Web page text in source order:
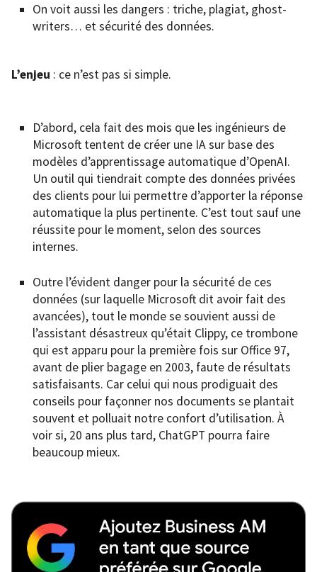
On voit aussi les dangers : triche, plagiat, ghost-
writers… et sécurité des données.
L’enjeu : ce n’est pas si simple.
D’abord, cela fait des mois que les ingénieurs de
Microsoft tentent de créer une IA sur base des
modèles d’apprentissage automatique d’OpenAI.
Un outil qui tiendrait compte des données privées
des clients pour lui permettre d’apporter la réponse
automatique la plus pertinente. C’est tout sauf une
réussite pour le moment, selon des sources
internes.
Outre l’évident danger pour la sécurité de ces
données (sur laquelle Microsoft dit avoir fait des
avancées), tout le monde se souvient aussi de
l’assistant désastreux qu’était Clippy, ce trombone
qui est apparu pour la première fois sur Office 97,
avant de plier bagage en 2003, faute de résultats
satisfaisants. Car celui qui nous prodiguait des
conseils pour façonner nos documents se plantait
souvent et polluait notre confort d’utilisation. À
voir si, 20 ans plus tard, ChatGPT pourra faire
beaucoup mieux.